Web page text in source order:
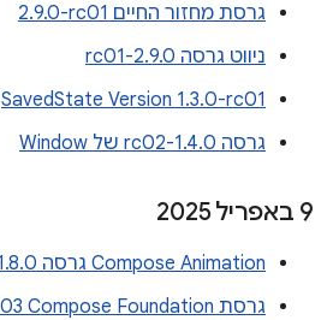
גרסת מחזור החיים ‎2.9.0-rc01
ניווט גרסה 2.9.0-rc01
SavedState Version 1.3.0-rc01
גרסה 1.4.0-rc02 של Window
‫9 באפריל 2025
Compose Animation גרסה 1.8.0-rc03
גרסת Compose Foundation‏ ‎1.8.0-rc03